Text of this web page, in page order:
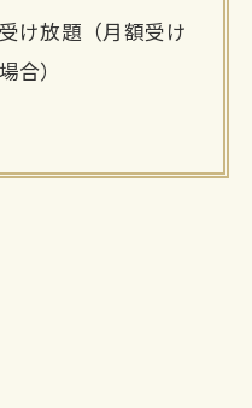
け放題（月額受け
合）